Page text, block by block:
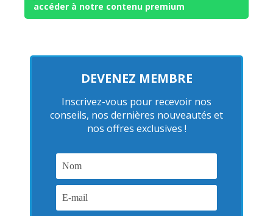
accéder à notre contenu premium
DEVENEZ MEMBRE
Inscrivez-vous pour recevoir nos
conseils, nos dernières nouveautés et
nos offres exclusives !